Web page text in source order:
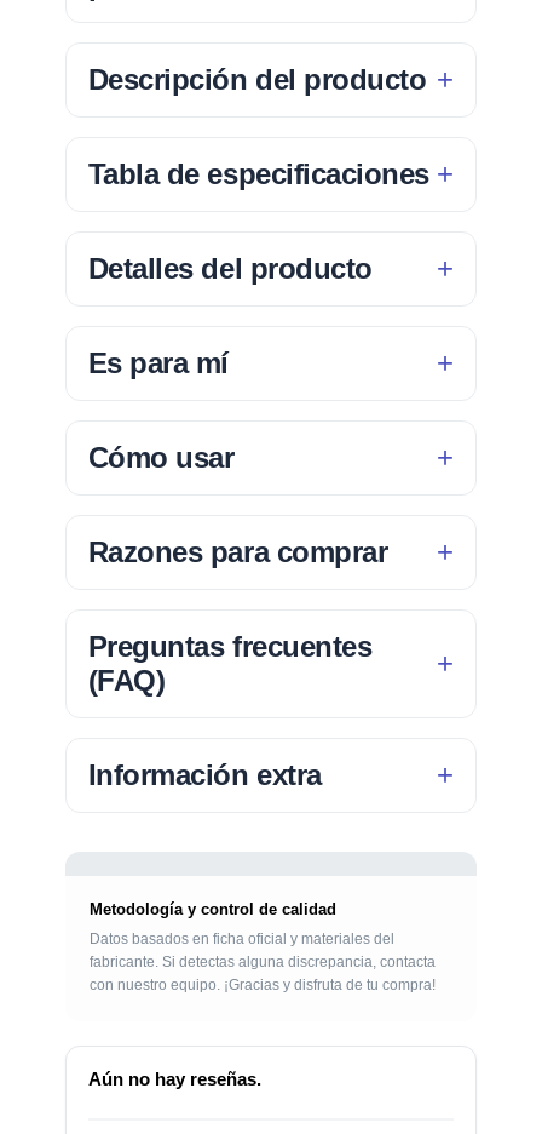
Descripción del producto
Tabla de especificaciones
Detalles del producto
Es para mí
Cómo usar
Razones para comprar
Preguntas frecuentes
(FAQ)
Información extra
Metodología y control de calidad
Datos basados en ficha oficial y materiales del
fabricante. Si detectas alguna discrepancia, contacta
con nuestro equipo. ¡Gracias y disfruta de tu compra!
Aún no hay reseñas.